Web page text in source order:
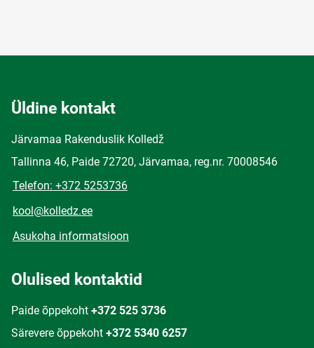
Üldine kontakt
Järvamaa Rakenduslik Kolledž
Tallinna 46, Paide 72720, Järvamaa, reg.nr. 70008546
Telefon: +372 5253736
kool@kolledz.ee
Asukoha informatsioon
Olulised kontaktid
Paide õppekoht +372 525 3736
Särevere õppekoht +372 5340 6257